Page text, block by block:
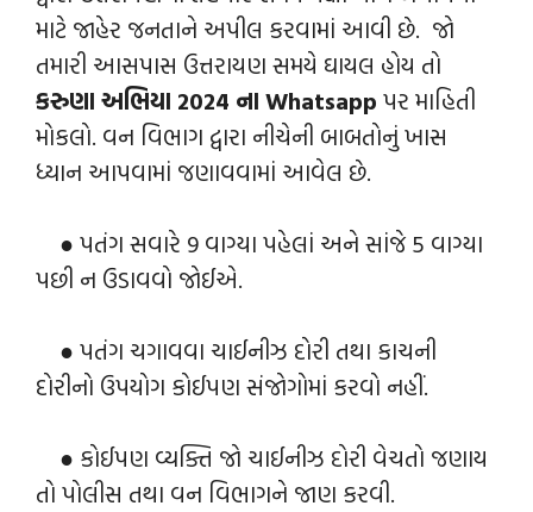
માટે જાહેર જનતાને અપીલ કરવામાં આવી છે. જો
તમારી આસપાસ ઉત્તરાયણ સમયે ઘાયલ હોય તો
કરુણા અભિયા 2024 ના Whatsapp પર માહિતી
મોકલો. વન વિભાગ દ્વારા નીચેની બાબતોનું ખાસ
ધ્યાન આપવામાં જણાવવામાં આવેલ છે.
● પતંગ સવારે 9 વાગ્યા પહેલાં અને સાંજે 5 વાગ્યા
પછી ન ઉડાવવો જોઈએ.
● પતંગ ચગાવવા ચાઈનીઝ દોરી તથા કાચની
દોરીનો ઉપયોગ કોઈપણ સંજોગોમાં કરવો નહીં.
● કોઈપણ વ્યક્તિ જો ચાઈનીઝ દોરી વેચતો જણાય
તો પોલીસ તથા વન વિભાગને જાણ કરવી.